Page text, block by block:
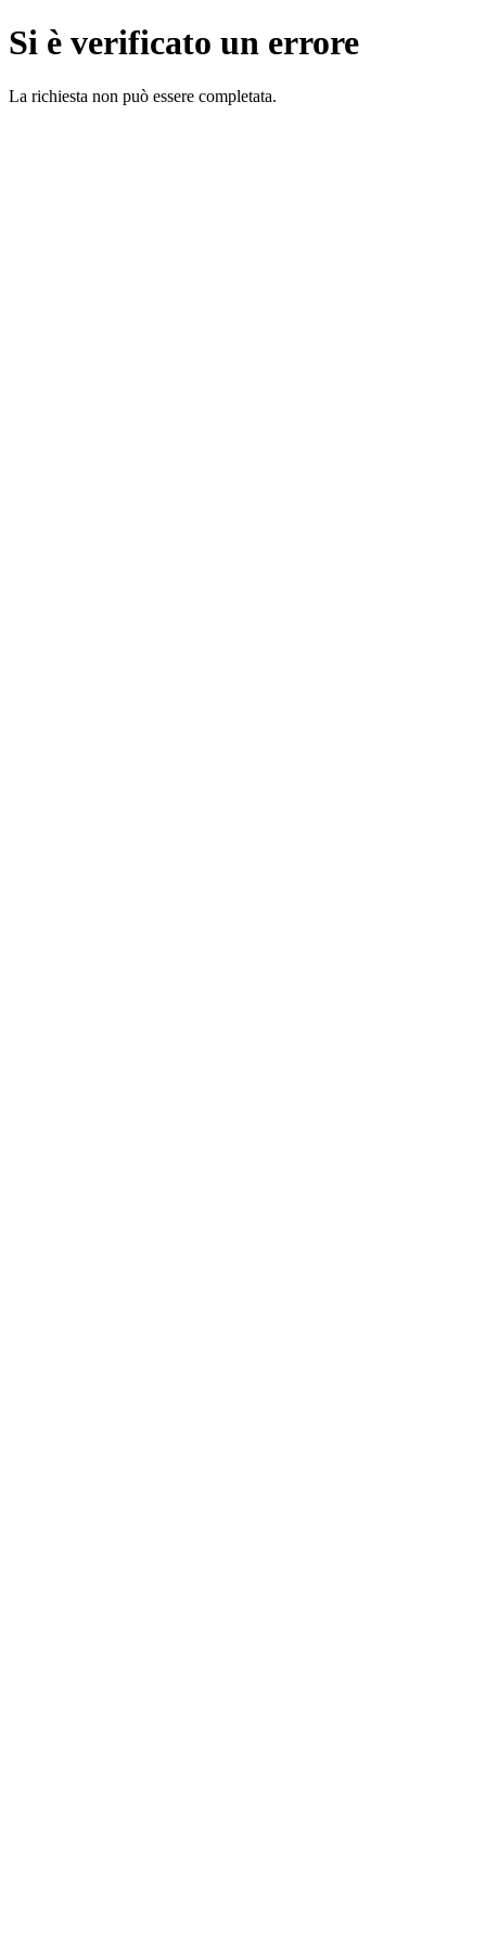
Si è verificato un errore
La richiesta non può essere completata.